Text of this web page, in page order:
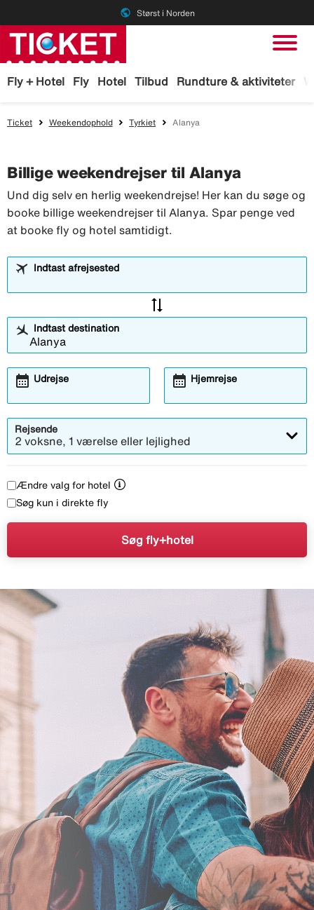
public Størst i Norden
Fly + Hotel Fly Hotel Tilbud Rundture & aktiviteter
Ticket Weekendophold Tyrkiet Alanya
Billige weekendrejser til Alanya
Und dig selv en herlig weekendrejse! Her kan du søge og
booke billige weekendrejser til Alanya. Spar penge ved
at booke fly og hotel samtidigt.
Indtast afrejsested
sync_alt
Indtast destination
Udrejse
calendar_month Hjemrejse
calendar_month
Rejsende
2 voksne, 1 værelse eller lejlighed
Ændre valg for hotel
Søg kun i direkte fly
Søg fly+hotel